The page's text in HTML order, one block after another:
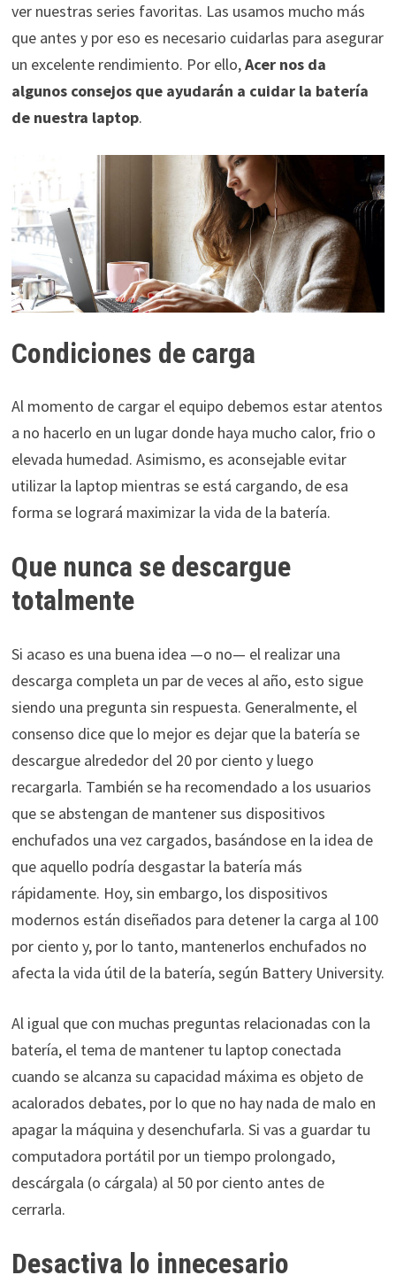
ver nuestras series favoritas. Las usamos mucho más
que antes y por eso es necesario cuidarlas para asegurar
un excelente rendimiento. Por ello,Acer nos da
algunos consejos que ayudarán a cuidar la batería
de nuestra laptop.
Condiciones de carga
Al momento de cargar el equipo debemos estar atentos
a no hacerlo en un lugar donde haya mucho calor, frio o
elevada humedad. Asimismo, es aconsejable evitar
utilizar la laptop mientras se está cargando, de esa
forma se logrará maximizar la vida de la batería.
Que nunca se descargue
totalmente
Si acaso es una buena idea —o no— el realizar una
descarga completa un par de veces al año, esto sigue
siendo una pregunta sin respuesta. Generalmente, el
consenso dice que lo mejor es dejar que la batería se
descargue alrededor del 20 por ciento y luego
recargarla. También se ha recomendado a los usuarios
que se abstengan de mantener sus dispositivos
enchufados una vez cargados, basándose en la idea de
que aquello podría desgastar la batería más
rápidamente. Hoy, sin embargo, los dispositivos
modernos están diseñados para detener la carga al 100
por ciento y, por lo tanto, mantenerlos enchufados no
afecta la vida útil de la batería, según Battery University.
Al igual que con muchas preguntas relacionadas con la
batería, el tema de mantener tu laptop conectada
cuando se alcanza su capacidad máxima es objeto de
acalorados debates, por lo que no hay nada de malo en
apagar la máquina y desenchufarla. Si vas a guardar tu
computadora portátil por un tiempo prolongado,
descárgala (o cárgala) al 50 por ciento antes de
cerrarla.
Desactiva lo innecesario